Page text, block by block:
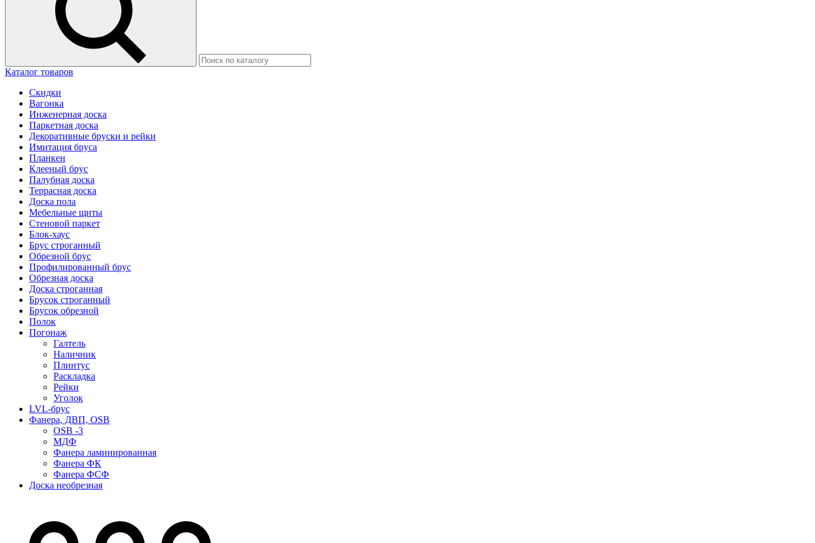
Каталог товаров
Скидки
Вагонка
Инженерная доска
Паркетная доска
Декоративные бруски и рейки
Имитация бруса
Планкен
Клееный брус
Палубная доска
Террасная доска
Доска пола
Мебельные щиты
Стеновой паркет
Блок-хаус
Брус строганный
Обрезной брус
Профилированный брус
Обрезная доска
Доска строганная
Брусок строганный
Брусок обрезной
Полок
Погонаж
Галтель
Наличник
Плинтус
Раскладка
Рейки
Уголок
LVL-брус
Фанера, ДВП, OSB
OSB -3
МДФ
Фанера ламинированная
Фанера ФК
Фанера ФСФ
Доска необрезная